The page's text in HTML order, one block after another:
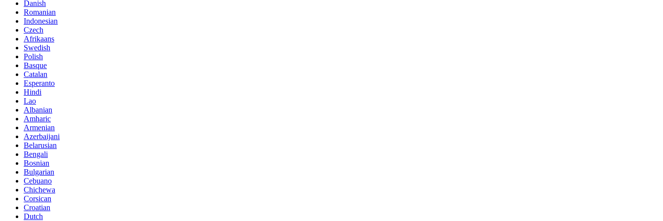
Danish
Romanian
Indonesian
Czech
Afrikaans
Swedish
Polish
Basque
Catalan
Esperanto
Hindi
Lao
Albanian
Amharic
Armenian
Azerbaijani
Belarusian
Bengali
Bosnian
Bulgarian
Cebuano
Chichewa
Corsican
Croatian
Dutch